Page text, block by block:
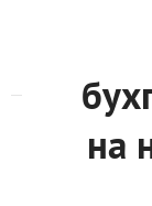
на